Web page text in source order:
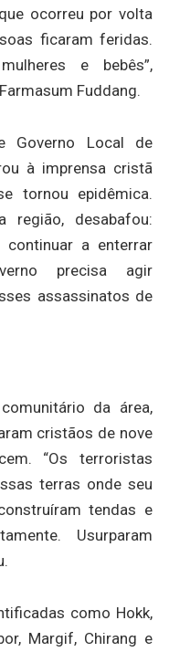
ocorreu por volta
ficaram feridas.
e bebês”,
Fuddang.
Governo Local de
à imprensa cristã
tornou epidêmica.
região, desabafou:
continuar a enterrar
precisa agir
assassinatos de
da área,
cristãos de nove
“Os terroristas
terras onde seu
tendas e
Usurparam
como Hokk,
Margif, Chirang e